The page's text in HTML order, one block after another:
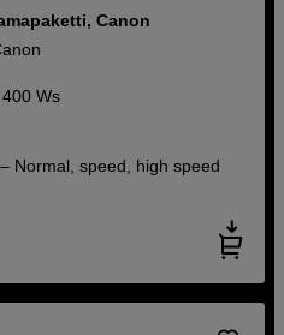
Canon
Ws
Normal, speed, high speed